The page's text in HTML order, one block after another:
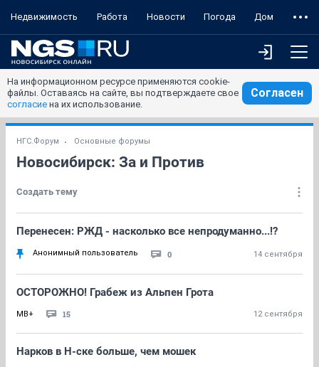
Недвижимость Работа Новости Погода Дом
На информационном ресурсе применяются cookie-
файлы. Оставаясь на сайте, вы подтверждаете свое
согласие на их использование.
Согласен
НГС.Форум Основные форумы
Новосибирск: За и Против
Создать тему
Перенесен: РЖД - насколько все непродуманно...!?
Анонимный пользователь 0 14 сентября
ОСТОРОЖНО! Грабеж из Альпен Грота
MB+ 15 12 сентября
Нарков в Н-ске больше, чем мошек